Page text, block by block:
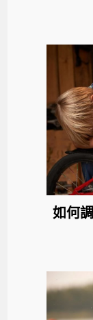
如何